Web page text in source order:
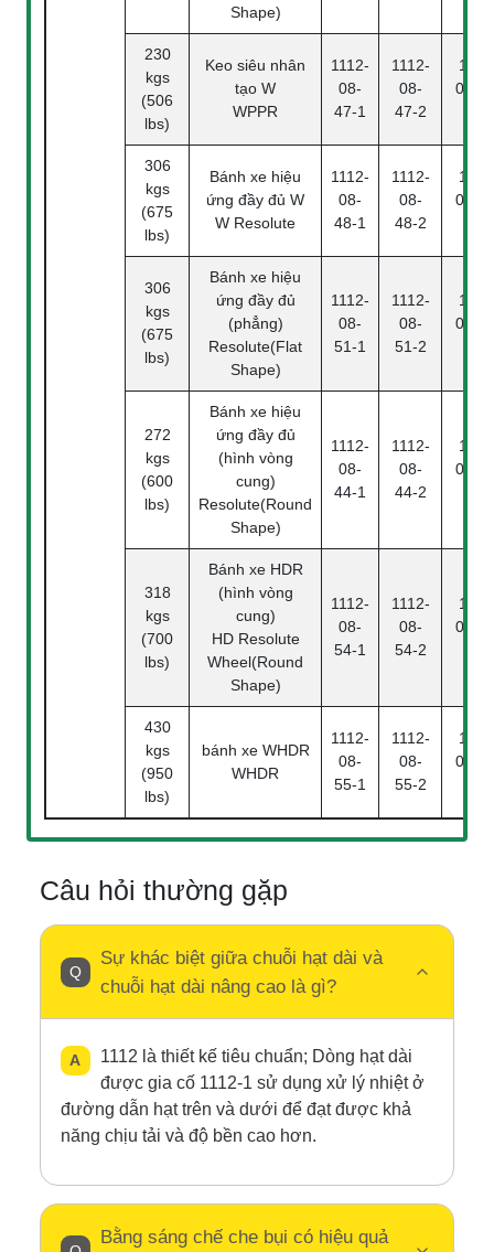
Shape)
230
kgs
(506
lbs)
Keo siêu nhân
tạo W
WPPR
1112-
08-
47-1
1112-
08-
47-2
08-
306
kgs
(675
lbs)
Bánh xe hiệu
ứng đầy đủ W
W Resolute
1112-
08-
48-1
1112-
08-
48-2
08-
306
kgs
(675
lbs)
Bánh xe hiệu
ứng đầy đủ
(phẳng)
Resolute(Flat
Shape)
1112-
08-
51-1
1112-
08-
51-2
08-
272
kgs
(600
lbs)
Bánh xe hiệu
ứng đầy đủ
(hình vòng
cung)
Resolute(Round
Shape)
1112-
08-
44-1
1112-
08-
44-2
08-
318
kgs
(700
lbs)
Bánh xe HDR
(hình vòng
cung)
HD Resolute
Wheel(Round
Shape)
1112-
08-
54-1
1112-
08-
54-2
08-
430
kgs
(950
lbs)
bánh xe WHDR
WHDR
1112-
08-
55-1
1112-
08-
55-2
08-
Câu hỏi thường gặp
Sự khác biệt giữa chuỗi hạt dài và
chuỗi hạt dài nâng cao là gì?
1112 là thiết kế tiêu chuẩn; Dòng hạt dài
được gia cố 1112-1 sử dụng xử lý nhiệt ở
đường dẫn hạt trên và dưới để đạt được khả
năng chịu tải và độ bền cao hơn.
Bằng sáng chế che bụi có hiệu quả